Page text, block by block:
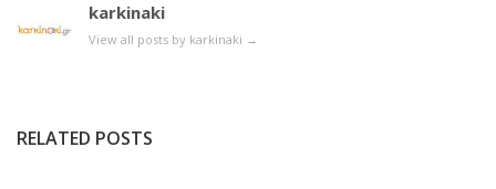
karkinaki
View all posts by karkinaki →
RELATED POSTS